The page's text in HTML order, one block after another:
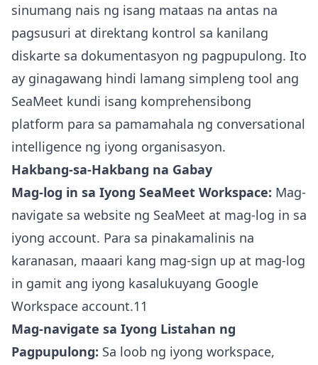
sinumang nais ng isang mataas na antas na
pagsusuri at direktang kontrol sa kanilang
diskarte sa dokumentasyon ng pagpupulong. Ito
ay ginagawang hindi lamang simpleng tool ang
SeaMeet kundi isang komprehensibong
platform para sa pamamahala ng conversational
intelligence ng iyong organisasyon.
Hakbang-sa-Hakbang na Gabay
Mag-log in sa Iyong SeaMeet Workspace: Mag-
navigate sa website ng SeaMeet at mag-log in sa
iyong account. Para sa pinakamalinis na
karanasan, maaari kang mag-sign up at mag-log
in gamit ang iyong kasalukuyang Google
Workspace account.11
Mag-navigate sa Iyong Listahan ng
Pagpupulong: Sa loob ng iyong workspace,